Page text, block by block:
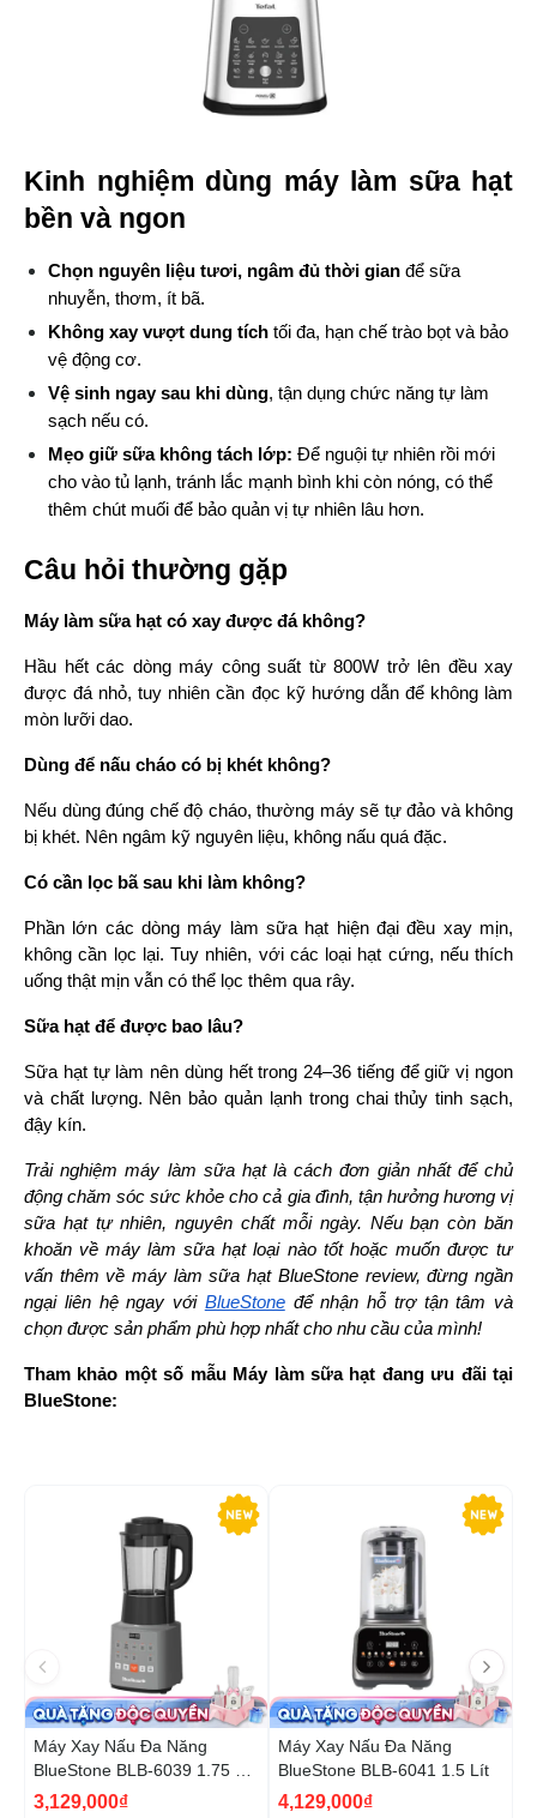
Kinh nghiệm dùng máy làm sữa hạt
bền và ngon
Chọn nguyên liệu tươi, ngâm đủ thời gian để sữa
nhuyễn, thơm, ít bã.
Không xay vượt dung tích tối đa, hạn chế trào bọt và bảo
vệ động cơ.
Vệ sinh ngay sau khi dùng, tận dụng chức năng tự làm
sạch nếu có.
Mẹo giữ sữa không tách lớp: Để nguội tự nhiên rồi mới
cho vào tủ lạnh, tránh lắc mạnh bình khi còn nóng, có thể
thêm chút muối để bảo quản vị tự nhiên lâu hơn.
Câu hỏi thường gặp
Máy làm sữa hạt có xay được đá không?
Hầu hết các dòng máy công suất từ 800W trở lên đều xay
được đá nhỏ, tuy nhiên cần đọc kỹ hướng dẫn để không làm
mòn lưỡi dao.
Dùng để nấu cháo có bị khét không?
Nếu dùng đúng chế độ cháo, thường máy sẽ tự đảo và không
bị khét. Nên ngâm kỹ nguyên liệu, không nấu quá đặc.
Có cần lọc bã sau khi làm không?
Phần lớn các dòng máy làm sữa hạt hiện đại đều xay mịn,
không cần lọc lại. Tuy nhiên, với các loại hạt cứng, nếu thích
uống thật mịn vẫn có thể lọc thêm qua rây.
Sữa hạt để được bao lâu?
Sữa hạt tự làm nên dùng hết trong 24–36 tiếng để giữ vị ngon
và chất lượng. Nên bảo quản lạnh trong chai thủy tinh sạch,
đậy kín.
Trải nghiệm máy làm sữa hạt là cách đơn giản nhất để chủ
động chăm sóc sức khỏe cho cả gia đình, tận hưởng hương vị
sữa hạt tự nhiên, nguyên chất mỗi ngày. Nếu bạn còn băn
khoăn về máy làm sữa hạt loại nào tốt hoặc muốn được tư
vấn thêm về máy làm sữa hạt BlueStone review, đừng ngần
ngại liên hệ ngay với BlueStone để nhận hỗ trợ tận tâm và
chọn được sản phẩm phù hợp nhất cho nhu cầu của mình!
Tham khảo một số mẫu Máy làm sữa hạt đang ưu đãi tại
BlueStone:
Máy Xay Nấu Đa Năng
BlueStone BLB-6039 1.75 Lít
900W
3,129,000₫
Máy Xay Nấu Đa Năng
BlueStone BLB-6041 1.5 Lít
4,129,000₫